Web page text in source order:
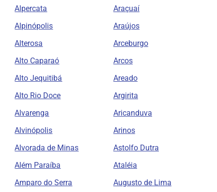
Alpercata
Alpinópolis
Alterosa
Alto Caparaó
Alto Jequitibá
Alto Rio Doce
Alvarenga
Alvinópolis
Alvorada de Minas
Além Paraíba
Amparo do Serra
Araçuaí
Araújos
Arceburgo
Arcos
Areado
Argirita
Aricanduva
Arinos
Astolfo Dutra
Ataléia
Augusto de Lima